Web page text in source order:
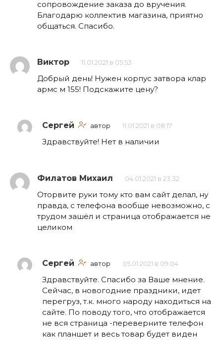
сопровождение заказа до вручения.
Благодарю коллектив магазина, приятно
общаться. Спасибо.
Виктор 11.01.2021 в 05:53
Добрый день! Нужен корпус затвора клар
армс м 155! Подскажите цену?
Сергей автор 11.01.2021 в 08:17
Здравствуйте! Нет в наличии
Филатов Михаил 04.01.2021 в 23:32
Оторвите руки тому кто вам сайт делал, ну
правда, с телефона вообще невозможно, с
трудом зашёл и страница отображается не
целиком
Сергей автор 05.01.2021 в 09:04
Здравствуйте. Спасибо за Ваше мнение.
Сейчас, в новогодние праздники, идет
перегруз, т.к. много народу находиться на
сайте. По поводу того, что отображается
не вся страница -переверните телефон
как планшет и весь товар будет виден